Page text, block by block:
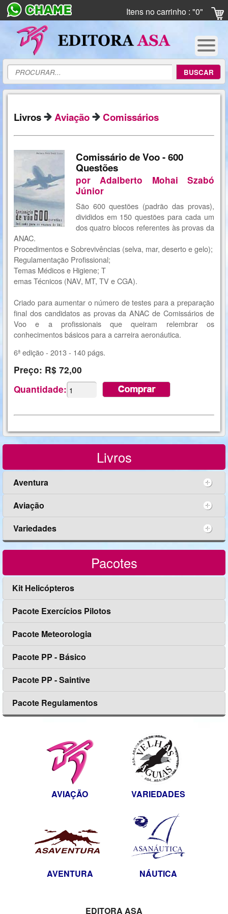
Itens no carrinho : "0"
Livros Aviação Comissários
Comissário de Voo - 600
Questões
por Adalberto Mohai Szabó
Júnior
São 600 questões (padrão das provas),
divididos em 150 questões para cada um
dos quatro blocos referentes às provas da
ANAC.
Procedimentos e Sobrevivências (selva, mar, deserto e gelo);
Regulamentação Profissional;
Temas Médicos e Higiene; T
emas Técnicos (NAV, MT, TV e CGA).
Criado para aumentar o número de testes para a preparação
final dos candidatos as provas da ANAC de Comissários de
Voo e a profissionais que queiram relembrar os
conhecimentos básicos para a carreira aeronáutica.
6ª edição - 2013 - 140 págs.
Preço: R$ 72,00
Quantidade:
Livros
Aventura
Aviação
Variedades
Pacotes
Kit Helicópteros
Pacote Exercícios Pilotos
Pacote Meteorologia
Pacote PP - Básico
Pacote PP - Saintive
Pacote Regulamentos
AVIAÇÃO VARIEDADES
AVENTURA NÁUTICA
EDITORA ASA